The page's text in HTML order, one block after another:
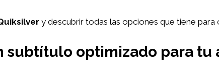
y descubrir todas las opciones que tiene
subtítulo optimizado para tu